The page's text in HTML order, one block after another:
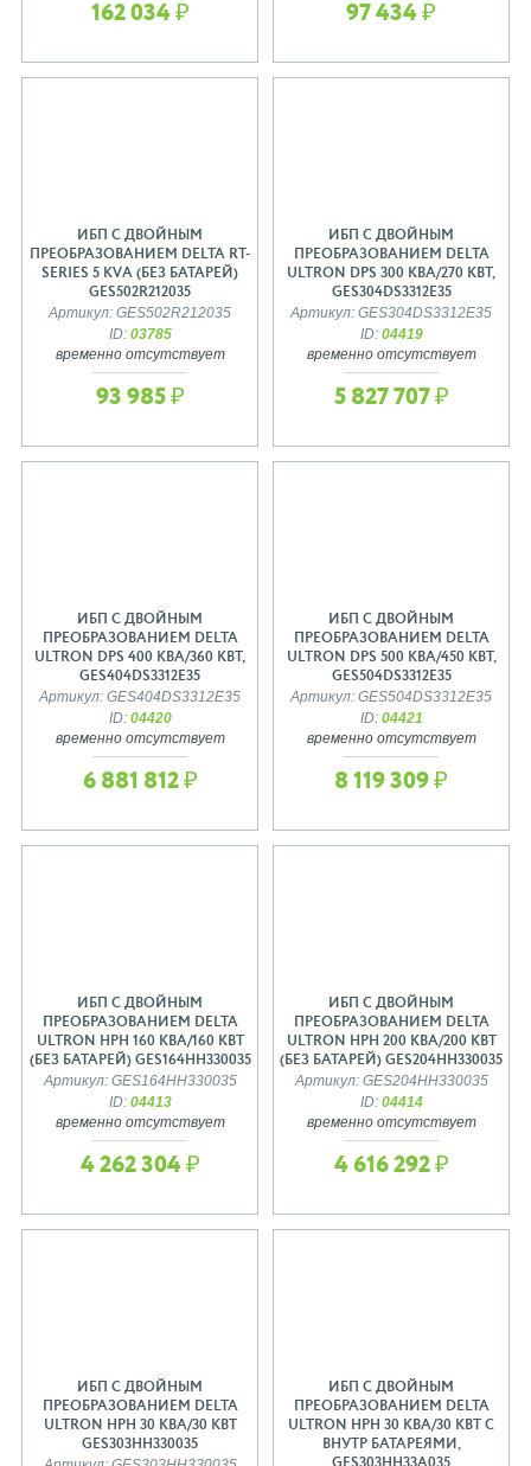
162 034 ₽ 97 434 ₽
ИБП С ДВОЙНЫМ
ПРЕОБРАЗОВАНИЕМ DELTA RT-
SERIES 5 КVА (БЕЗ БАТАРЕЙ)
GES502R212035
Артикул: GES502R212035
ID: 03785
временно отсутствует
93 985 ₽
ИБП С ДВОЙНЫМ
ПРЕОБРАЗОВАНИЕМ DELTA
ULTRON DPS 300 КВА/270 КВТ,
GES304DS3312E35
Артикул: GES304DS3312E35
ID: 04419
временно отсутствует
5 827 707 ₽
ИБП С ДВОЙНЫМ
ПРЕОБРАЗОВАНИЕМ DELTA
ULTRON DPS 400 КВА/360 КВТ,
GES404DS3312E35
Артикул: GES404DS3312E35
ID: 04420
временно отсутствует
6 881 812 ₽
ИБП С ДВОЙНЫМ
ПРЕОБРАЗОВАНИЕМ DELTA
ULTRON DPS 500 КВА/450 КВТ,
GES504DS3312E35
Артикул: GES504DS3312E35
ID: 04421
временно отсутствует
8 119 309 ₽
ИБП С ДВОЙНЫМ
ПРЕОБРАЗОВАНИЕМ DELTA
ULTRON HPH 160 КВА/160 КВТ
(БЕЗ БАТАРЕЙ) GES164HH330035
Артикул: GES164HH330035
ID: 04413
временно отсутствует
4 262 304 ₽
ИБП С ДВОЙНЫМ
ПРЕОБРАЗОВАНИЕМ DELTA
ULTRON HPH 200 КВА/200 КВТ
(БЕЗ БАТАРЕЙ) GES204HH330035
Артикул: GES204HH330035
ID: 04414
временно отсутствует
4 616 292 ₽
ИБП С ДВОЙНЫМ
ПРЕОБРАЗОВАНИЕМ DELTA
ULTRON HPH 30 КВА/30 КВТ
GES303HH330035
ИБП С ДВОЙНЫМ
ПРЕОБРАЗОВАНИЕМ DELTA
ULTRON HPH 30 КВА/30 КВТ С
ВНУТР БАТАРЕЯМИ,